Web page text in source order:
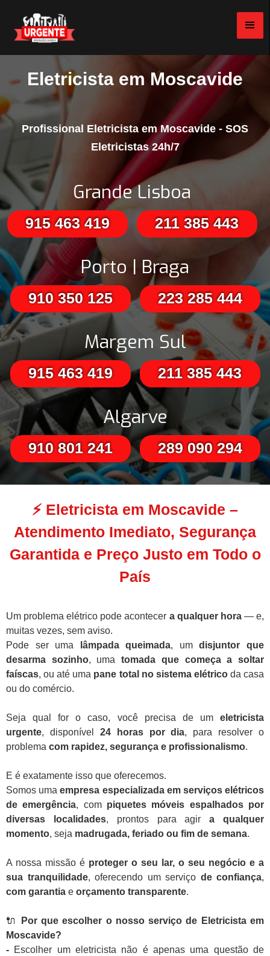
Eletricista em Moscavide
Profissional Eletricista em Moscavide - SOS
Eletricistas 24h/7
Grande Lisboa
915 463 419 211 385 443
Porto | Braga
910 350 125 223 285 444
Margem Sul
915 463 419 211 385 443
Algarve
910 801 241 289 090 294
⚡ Eletricista em Moscavide –
Atendimento Imediato, Segurança
Garantida e Preço Justo em Todo o
País
Um problema elétrico pode acontecer a qualquer hora— e,
muitas vezes, sem aviso.
Pode ser uma
lâmpada queimada, umdisjuntor que
desarma sozinho, umatomada que começa a soltar
faíscas, ou até uma pane total no sistema elétricoda casa
ou do comércio.
Seja qual for o caso, você precisa de um eletricista
urgente, disponível 24 horas por dia, para resolver o
problema com rapidez, segurança e profissionalismo.
E é exatamente isso que oferecemos.
Somos umaempresa especializada em serviços elétricos
de emergência, com piquetes móveis espalhados por
diversas localidades, prontos para agira qualquer
momento, seja madrugada, feriado ou fim de semana.
A nossa missão é proteger o seu lar, o seu negócio e a
sua tranquilidade, oferecendo um serviço de confiança,
com garantia e orçamento transparente.
🔌
Por que escolher o nosso serviço de Eletricista em
Moscavide?
- Escolher um eletricista não é apenas uma questão de